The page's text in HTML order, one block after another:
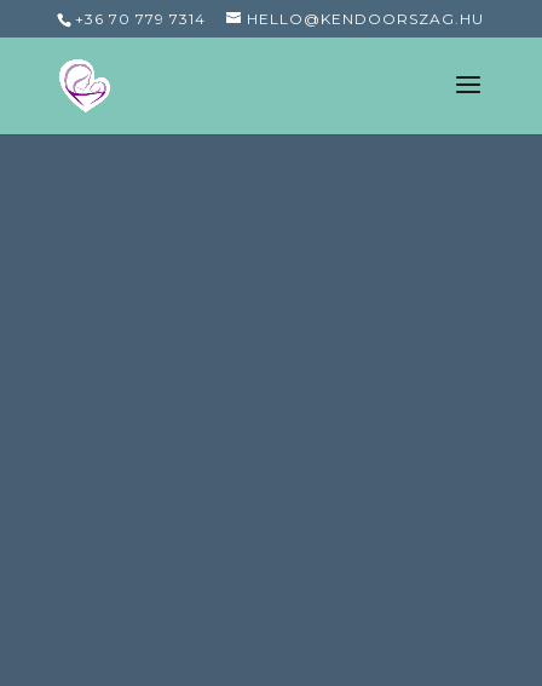
+36 70 779 7314 HELLO@KENDOORSZAG.HU